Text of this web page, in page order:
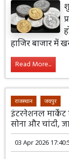
हाजिर बाजार में
Read More...
राजस्थान जयपुर
इंटरनेशनल
सोना और चांदी,
03 Apr 2026